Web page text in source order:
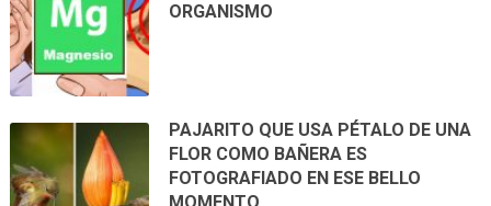
ORGANISMO
PAJARITO QUE USA PÉTALO DE UNA
FLOR COMO BAÑERA ES
FOTOGRAFIADO EN ESE BELLO
MOMENTO